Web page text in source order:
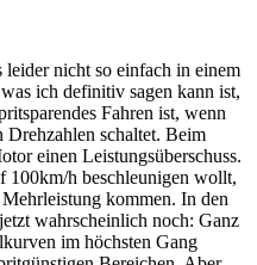
nicht so einfach in einem
ich definitiv sagen kann ist,
Fahren ist, wenn
Drehzahlen schaltet. Beim
einen Leistungsüberschuss.
100km/h beschleunigen wollt,
kommen. In den
wahrscheinlich noch: Ganz
im höchsten Gang